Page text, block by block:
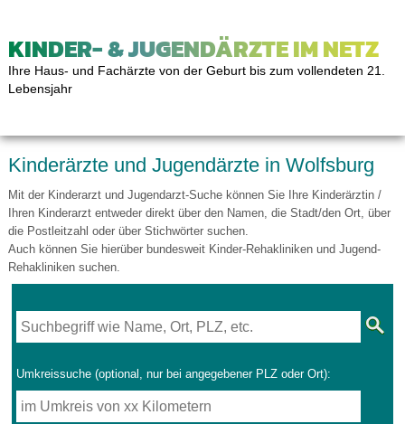
KINDER- & JUGENDÄRZTE IM NETZ
Ihre Haus- und Fachärzte von der Geburt bis zum vollendeten 21.
Lebensjahr
Kinderärzte und Jugendärzte in Wolfsburg
Mit der Kinderarzt und Jugendarzt-Suche können Sie Ihre Kinderärztin /
Ihren Kinderarzt entweder direkt über den Namen, die Stadt/den Ort, über
die Postleitzahl oder über Stichwörter suchen.
Auch können Sie hierüber bundesweit Kinder-Rehakliniken und Jugend-
Rehakliniken suchen.
Umkreissuche (optional, nur bei angegebener PLZ oder Ort):